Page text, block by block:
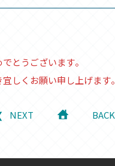
とうございます。
しくお願い申し上げます。
NEXT BACK